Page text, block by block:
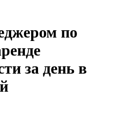
по
за день в